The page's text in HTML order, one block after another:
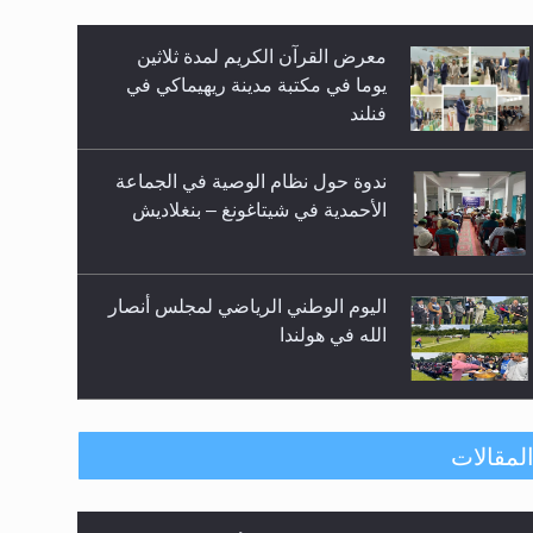
معرض القرآن الكريم لمدة ثلاثين
يوما في مكتبة مدينة ريهيماكي في
فنلند
الأحمدية في شيتاغونغ – بنغلاديش
اليوم الوطني الرياضي لمجلس أنصار
الله في هولندا
المقالات